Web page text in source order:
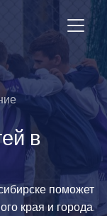
в
поможет
края и города.